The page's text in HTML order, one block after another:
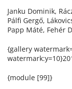
Janku Dominik,
Pálfi Gergő,
Papp Máté, Fehér
{gallery
{module [99]}